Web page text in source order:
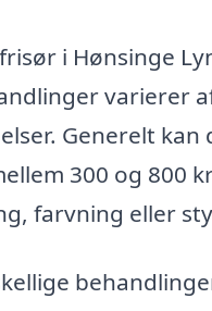
i Hønsinge
varierer
Generelt
300 og 800
farvning eller